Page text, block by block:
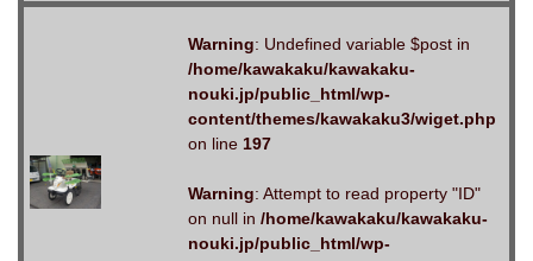
Warning: Undefined variable $post in
/home/kawakaku/kawakaku-
nouki.jp/public_html/wp-
content/themes/kawakaku3/wiget.php
on line 197
Warning: Attempt to read property "ID"
on null in /home/kawakaku/kawakaku-
nouki.jp/public_html/wp-